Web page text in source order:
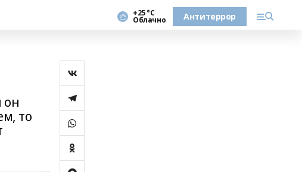
+25 °С
Облачно Антитеррор
он
то